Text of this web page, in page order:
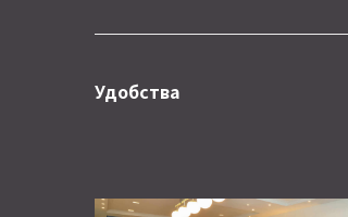
Удобства